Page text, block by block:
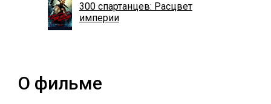
300 спартанцев: Расцвет
империи
О фильме